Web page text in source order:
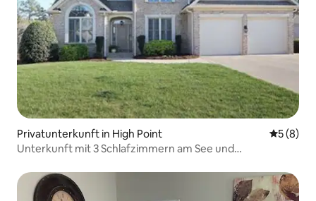
Privatunterkunft in High Point
5 (8)
Unterkunft mit 3 Schlafzimmern am See und